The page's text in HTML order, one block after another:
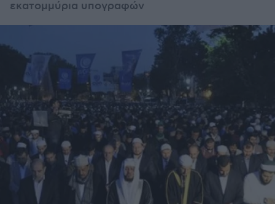
εκατομμύρια υπογραφών